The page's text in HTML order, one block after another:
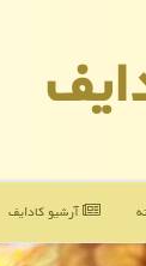
آرشیو كادایف